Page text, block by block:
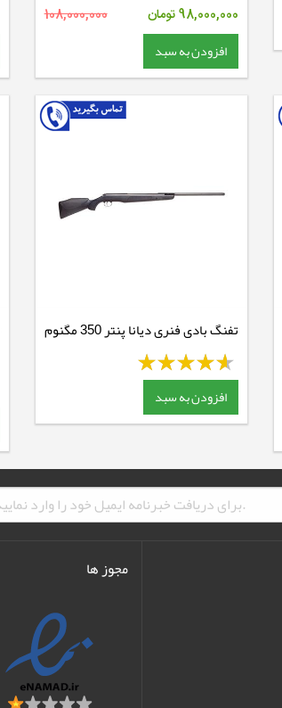
98,000,000تومان 108,000,000
افزودن به سبد
تفنگ بادی فنری دیانا پنتر 350 مگنوم
CBB
افزودن به سبد
مجوز ها